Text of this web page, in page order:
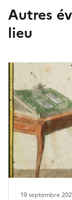
Autres
lieu
19 septembre